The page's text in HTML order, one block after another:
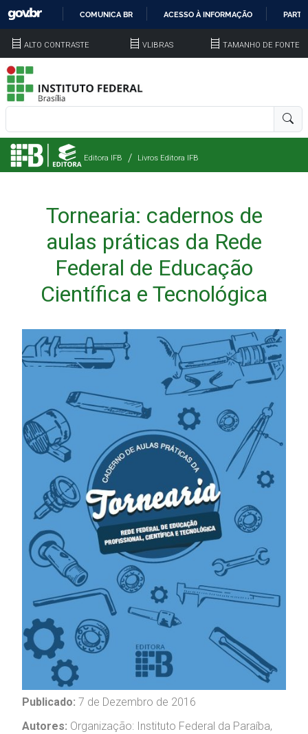
COMUNICA BR ACESSO À INFORMAÇÃO
ALTO CONTRASTE VLIBRAS TAMANHO DE FONTE
Editora IFB Livros Editora IFB
Tornearia: cadernos de
aulas práticas da Rede
Federal de Educação
Científica e Tecnológica
Publicado: 7 de Dezembro de 2016
Autores: Organização: Instituto Federal da Paraíba,